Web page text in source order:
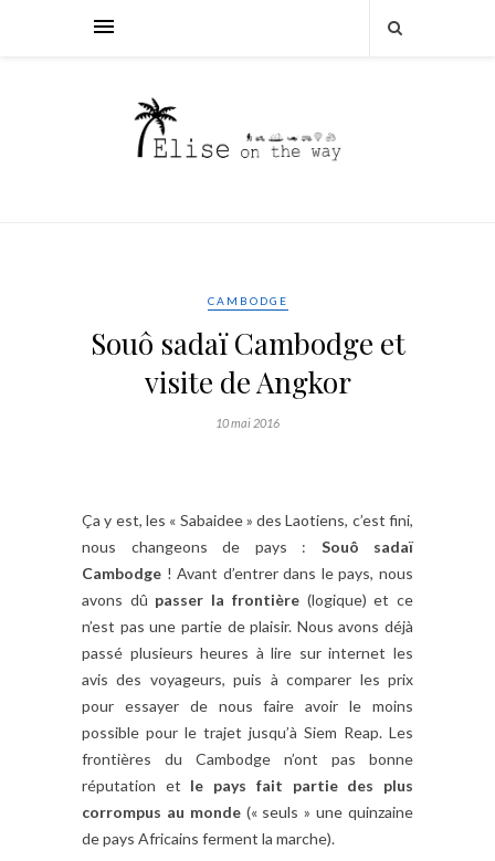
CAMBODGE
Souô sadaï Cambodge et
visite de Angkor
10 mai 2016
Ça y est, les « Sabaidee » des Laotiens, c’est fini,
nous changeons de pays : Souô sadaï
Cambodge ! Avant d’entrer dans le pays, nous
avons dû passer la frontière(logique) et ce
n’est pas une partie de plaisir. Nous avons déjà
passé plusieurs heures à lire sur internet les
avis des voyageurs, puis à comparer les prix
pour essayer de nous faire avoir le moins
possible pour le trajet jusqu’à Siem Reap. Les
frontières du Cambodge n’ont pas bonne
réputation et le pays fait partie des plus
corrompus au monde(« seuls » une quinzaine
de pays Africains ferment la marche).